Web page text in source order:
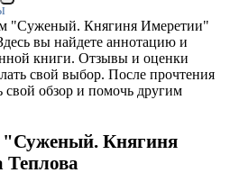
"Суженый. Княгиня Имеретии"
вы найдете аннотацию и
книги. Отзывы и оценки
свой выбор. После прочтения
свой обзор и помочь другим
"Суженый. Княгиня